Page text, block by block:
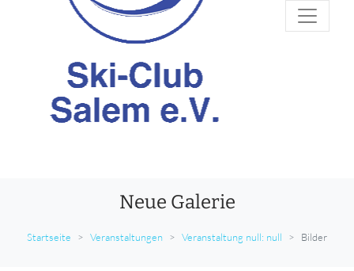
Neue Galerie
Startseite Veranstaltungen Veranstaltung null: null Bilder